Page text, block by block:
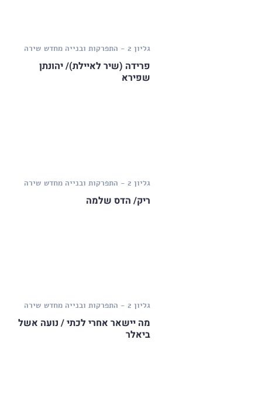
גליון 2 - התפרקות ובנייה מחדש שירה
פרידה (שיר לאיילת)/ יהונתן
שפירא
גליון 2 - התפרקות ובנייה מחדש שירה
ריק/ הדס שלמה
גליון 2 - התפרקות ובנייה מחדש שירה
מה יישאר אחרי לכתי / נועה אשל
ביאלר